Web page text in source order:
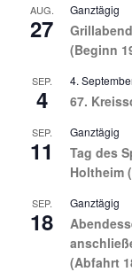
AUG.
27
Ganztägig
(Beginn
SEP.
4
4.
67.
SEP.
11
Ganztägig
Tag des
Holtheim
SEP.
18
Ganztägig
(Abfahrt